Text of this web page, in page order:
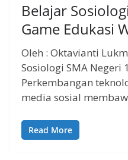
Belajar
Game Edukasi
Oleh : Oktavianti
Sosiologi SMA Negeri
Perkembangan
media sosial
Read More